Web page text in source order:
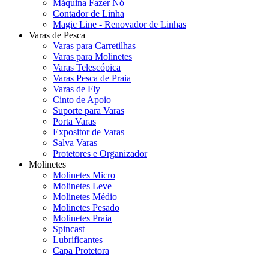
Máquina Fazer Nó
Contador de Linha
Magic Line - Renovador de Linhas
Varas de Pesca
Varas para Carretilhas
Varas para Molinetes
Varas Telescópica
Varas Pesca de Praia
Varas de Fly
Cinto de Apoio
Suporte para Varas
Porta Varas
Expositor de Varas
Salva Varas
Protetores e Organizador
Molinetes
Molinetes Micro
Molinetes Leve
Molinetes Médio
Molinetes Pesado
Molinetes Praia
Spincast
Lubrificantes
Capa Protetora